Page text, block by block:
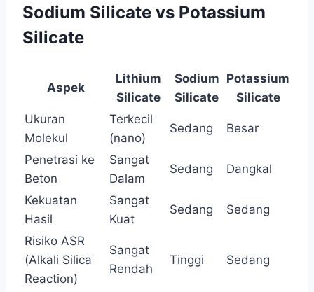
Sodium Silicate vs Potassium
Silicate
Aspek
Lithium
Silicate
Sodium
Silicate
Potassium
Silicate
Ukuran
Molekul
Terkecil
(nano)
Sedang Besar
Penetrasi ke
Beton
Sangat
Dalam
Sedang Dangkal
Kekuatan
Hasil
Sangat
Kuat
Sedang Sedang
Risiko ASR
(Alkali Silica
Reaction)
Sangat
Rendah
Tinggi Sedang